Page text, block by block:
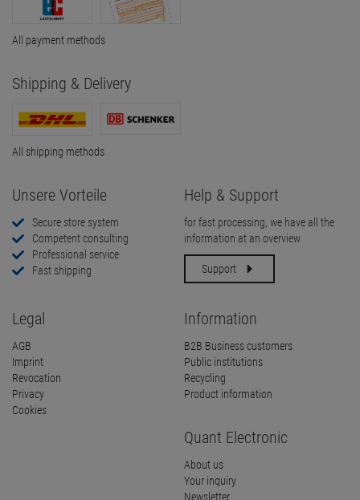
All payment methods
Shipping & Delivery
All shipping methods
Unsere Vorteile
Secure store system
Competent consulting
Professional service
Fast shipping
Help & Support
for fast processing, we have all the
information at an overview
Support
Legal
AGB
Imprint
Revocation
Privacy
Cookies
Information
B2B Business customers
Public institutions
Recycling
Product information
Quant Electronic
About us
Your inquiry
Newsletter